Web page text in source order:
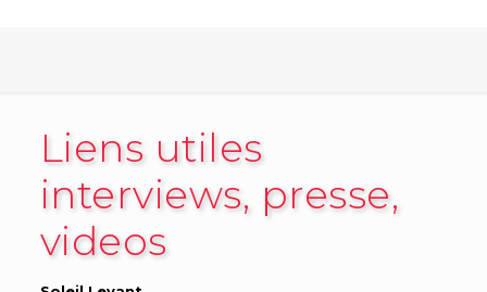
Liens utiles
interviews, presse,
videos